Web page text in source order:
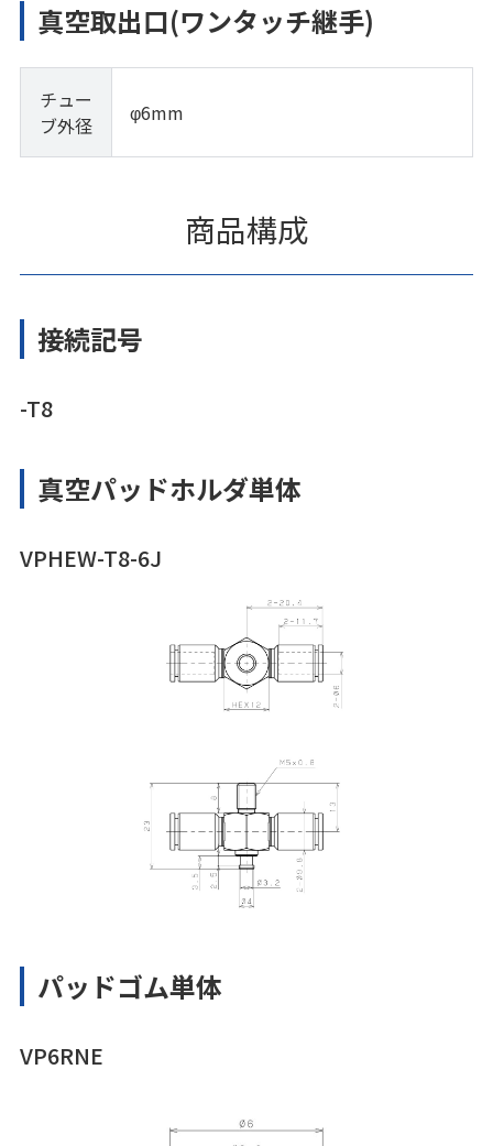
真空取出口(ワンタッチ継手)
チュー
ブ外径
φ6mm
商品構成
接続記号
-T8
真空パッドホルダ単体
VPHEW-T8-6J
パッドゴム単体
VP6RNE